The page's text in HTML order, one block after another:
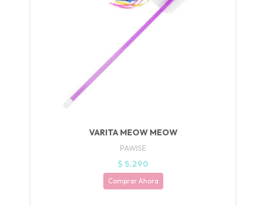
VARITA MEOW MEOW
PAWISE
$ 5.290
Comprar Ahora